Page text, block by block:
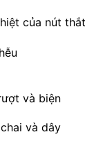
của nút thắt
và biện
và dây